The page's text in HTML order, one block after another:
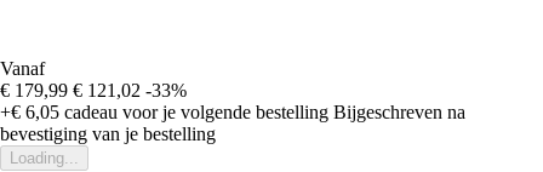
Vanaf
€ 179,99 € 121,02 -33%
+€ 6,05 cadeau voor je volgende bestelling Bijgeschreven na
bevestiging van je bestelling
Loading...